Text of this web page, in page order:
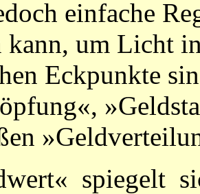
einfache
kann, um Licht
Eckpunkte
spiegelt